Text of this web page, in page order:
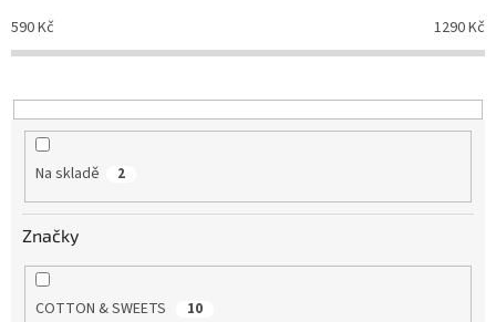
p
r
o
u
590Kč 1290Kč
Na skladě 2
Značky
COTTON & SWEETS 10